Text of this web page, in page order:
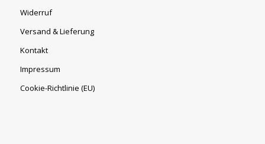
Widerruf
Versand & Lieferung
Kontakt
Impressum
Cookie-Richtlinie (EU)